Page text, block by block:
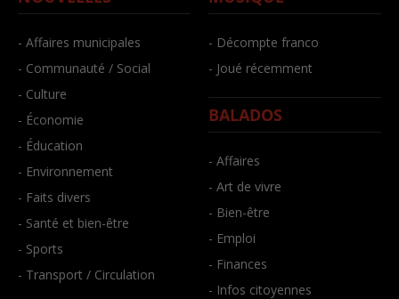
- Affaires municipales
- Communauté / Social
- Culture
- Économie
- Éducation
- Environnement
- Faits divers
- Santé et bien-être
- Sports
- Transport / Circulation
- Décompte franco
- Joué récemment
BALADOS
- Affaires
- Art de vivre
- Bien-être
- Emploi
- Finances
- Infos citoyennes